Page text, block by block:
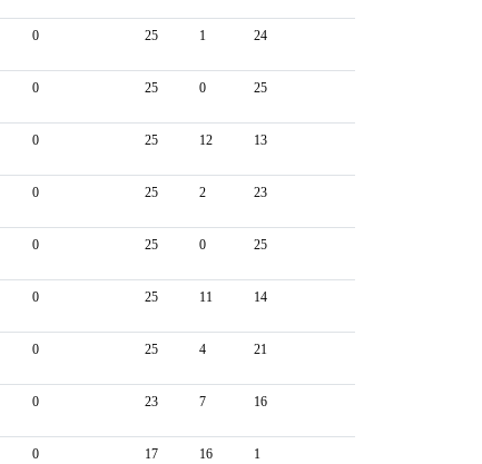
0 25 1 24
0 25 0 25
0 25 12 13
0 25 2 23
0 25 0 25
0 25 11 14
0 25 4 21
0 23 7 16
0 17 16 1